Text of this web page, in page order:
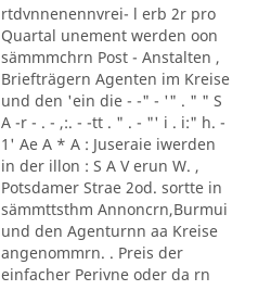
rtdvnnenennvrei- l erb 2r pro
Quartal unement werden oon
sämmmchrn Post - Anstalten ,
Briefträgern Agenten im Kreise
und den 'ein die - -" - '" . " " S
A -r - . - ,:. - -tt . " . - "' i . i:" h. -
1' Ae A * A : Juseraie iwerden
in der illon : S A V erun W. ,
Potsdamer Strae 2od. sortte in
sämmttsthm Annoncrn,Burmui
und den Agenturnn aa Kreise
angenommrn. . Preis der
einfacher Perivne oder da rn